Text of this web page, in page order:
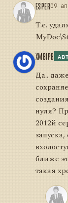
ESPER09
Т.е.
XMBIPB
Да..
нуля?
2012й
ближе
такая